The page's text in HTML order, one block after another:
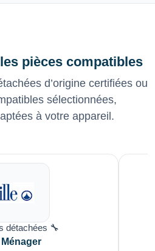
pièces compatibles
d’origine certifiées ou
sélectionnées,
à votre appareil.
détachées 🔧